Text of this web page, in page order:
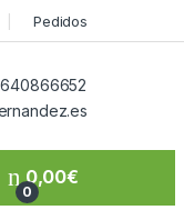
Pedidos
0
0,00€